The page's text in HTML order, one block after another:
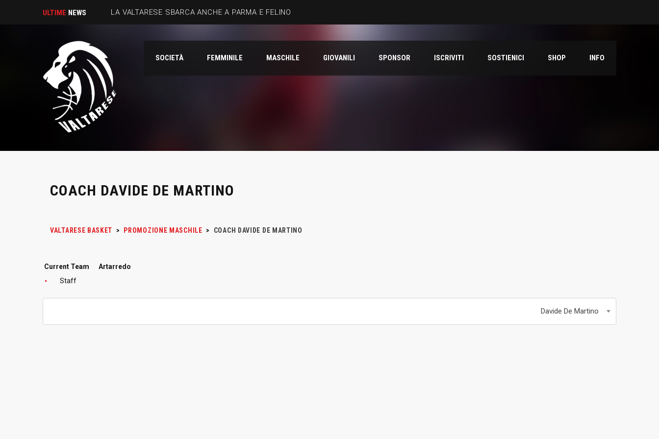
ULTIME NEWS LA VALTARESE SBARCA ANCHE A PARMA E FELINO
SOCIETÀ FEMMINILE MASCHILE GIOVANILI SPONSOR ISCRIVITI SOSTIENICI SHOP INFO
COACH DAVIDE DE MARTINO
VALTARESE BASKET > PROMOZIONE MASCHILE > COACH DAVIDE DE MARTINO
Current Team Artarredo
Staff
Davide De Martino